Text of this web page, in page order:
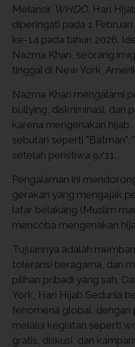
Melansir WHDO, Hari
diperingati pada 1
ke-14 pada tahun 2026.
Nazma Khan, seorang
tinggal di New York,
Nazma Khan mengalami
bullying, diskriminasi, dan
karena mengenakan
sebutan seperti "Batman",
setelah peristiwa 9/11.
Pengalaman ini
gerakan yang mengajak
latar belakang (Muslim
mencoba mengenakan
Tujuannya adalah
toleransi beragama, dan
pilihan pribadi yang sah.
York, Hari Hijab Sedunia
fenomena global, dengan
melalui kegiatan seperti
gratis, diskusi, dan